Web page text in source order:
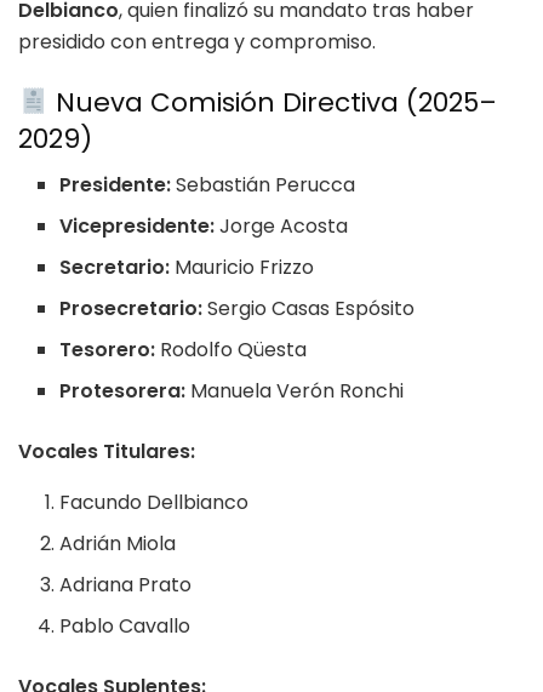
Delbianco, quien finalizó su mandato tras haber
presidido con entrega y compromiso.
Nueva Comisión Directiva (2025–
2029)
Presidente:Sebastián Perucca
Vicepresidente:Jorge Acosta
Secretario: Mauricio Frizzo
Prosecretario:Sergio Casas Espósito
Tesorero: Rodolfo Qüesta
Protesorera: Manuela Verón Ronchi
Vocales Titulares:
Facundo Dellbianco
Adrián Miola
Adriana Prato
Pablo Cavallo